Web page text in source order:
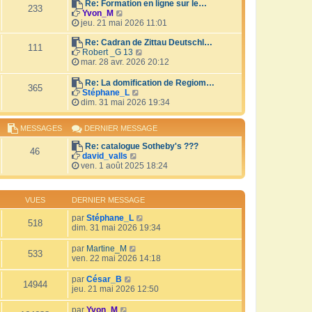
i
r
m
e
s
s
a
g
e
r
e
d
e
r
n
i
e
m
e
s
s
a
g
e
233
Re: Formation en ligne sur le…
Yvon_M
o
i
r
l
e
d
e
r
n
i
e
r
m
e
s
s
a
g
e
jeu. 21 mai 2026 11:01
111
Re: Cadran de Zittau Deutschl…
Robert _G 13
o
i
r
e
d
e
r
n
i
r
m
e
s
s
g
e
mar. 28 avr. 2026 20:12
365
Re: La domification de Regiom…
Stéphane_L
o
i
r
l
e
d
e
r
n
i
e
r
m
e
s
a
g
dim. 31 mai 2026 19:34
MESSAGES DERNIER MESSAGE
46
Re: catalogue Sotheby's ???
david_valls
o
i
e
d
e
r
e
r
e
s
ven. 1 août 2025 18:24
VUES DERNIER MESSAGE
518 par Stéphane_L
dim. 31 mai 2026 19:34
533 par Martine_M
ven. 22 mai 2026 14:18
14944 par César_B
jeu. 21 mai 2026 12:50